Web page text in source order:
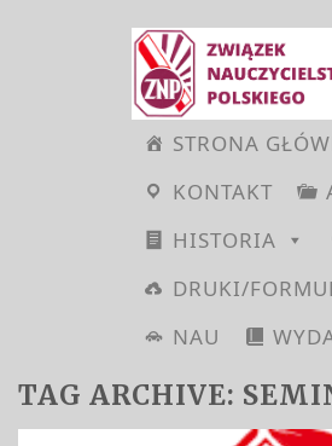
STRONA
KONTAKT
HISTORIA
DRUKI/
NAU
TAG ARCHIVE: